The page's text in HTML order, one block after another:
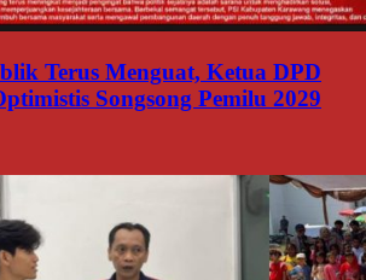
Terus Menguat, Ketua DPD
Songsong Pemilu 2029